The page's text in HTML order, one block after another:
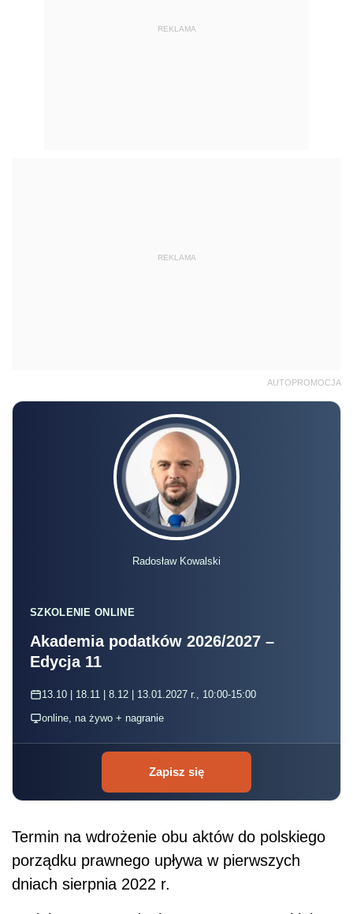
REKLAMA
REKLAMA
AUTOPROMOCJA
Radosław Kowalski
SZKOLENIE ONLINE
Akademia podatków 2026/2027 –
Edycja 11
13.10 | 18.11 | 8.12 | 13.01.2027 r., 10:00-15:00
online, na żywo + nagranie
Zapisz się
Termin na wdrożenie obu aktów do polskiego
porządku prawnego upływa w pierwszych
dniach sierpnia 2022 r.